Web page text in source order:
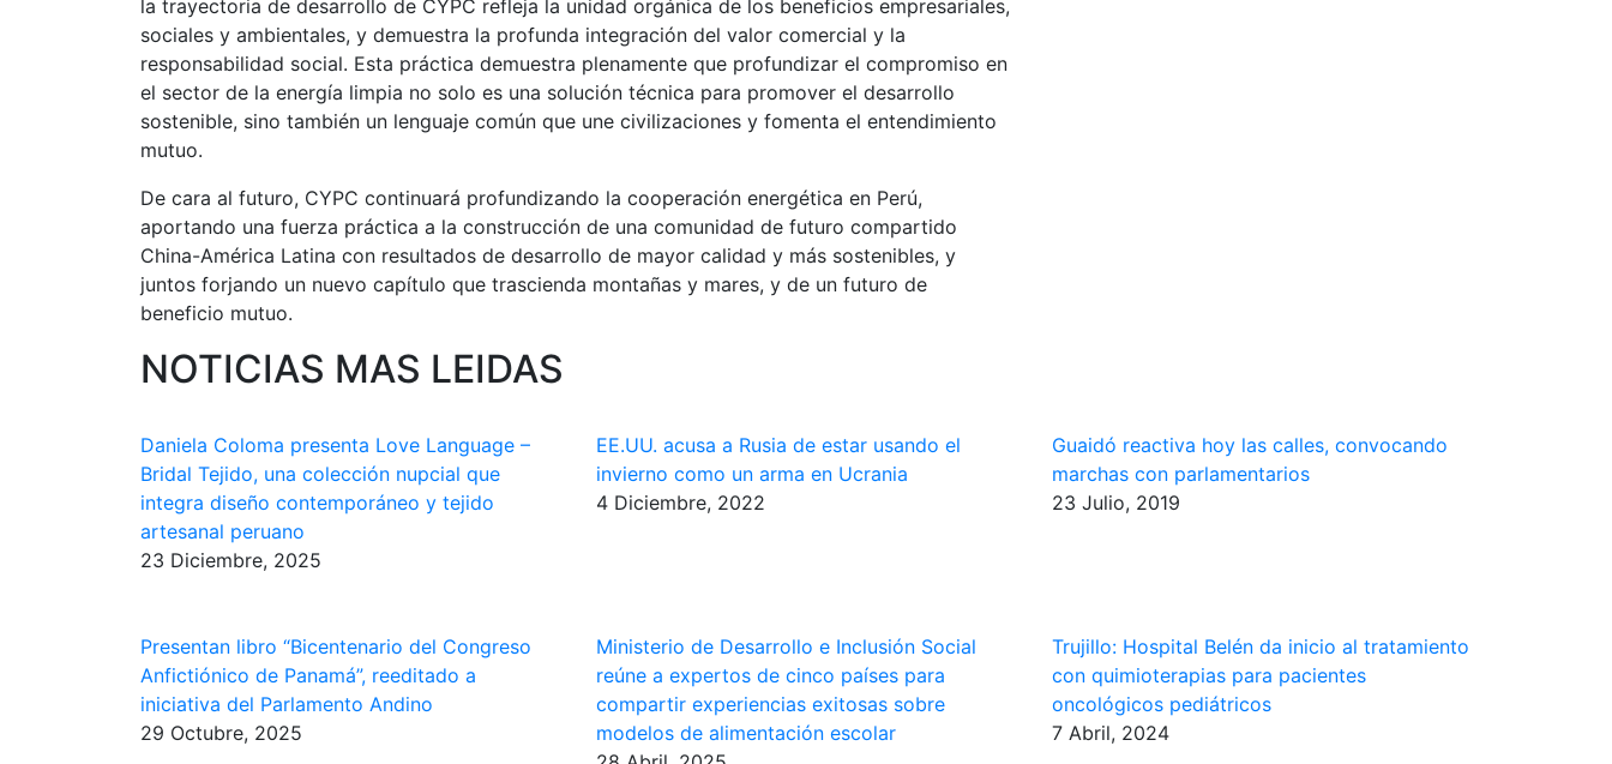
la trayectoria de desarrollo de CYPC refleja la unidad orgánica de los beneficios empresariales,
sociales y ambientales, y demuestra la profunda integración del valor comercial y la
responsabilidad social. Esta práctica demuestra plenamente que profundizar el compromiso en
el sector de la energía limpia no solo es una solución técnica para promover el desarrollo
sostenible, sino también un lenguaje común que une civilizaciones y fomenta el entendimiento
mutuo.
De cara al futuro, CYPC continuará profundizando la cooperación energética en Perú,
aportando una fuerza práctica a la construcción de una comunidad de futuro compartido
China-América Latina con resultados de desarrollo de mayor calidad y más sostenibles, y
juntos forjando un nuevo capítulo que trascienda montañas y mares, y de un futuro de
beneficio mutuo.
NOTICIAS MAS LEIDAS
Daniela Coloma presenta Love Language –
Bridal Tejido, una colección nupcial que
integra diseño contemporáneo y tejido
artesanal peruano
23 Diciembre, 2025
EE.UU. acusa a Rusia de estar usando el
invierno como un arma en Ucrania
4 Diciembre, 2022
Guaidó reactiva hoy las calles, convocando
marchas con parlamentarios
23 Julio, 2019
Presentan libro “Bicentenario del Congreso
Anfictiónico de Panamá”, reeditado a
iniciativa del Parlamento Andino
29 Octubre, 2025
Ministerio de Desarrollo e Inclusión Social
reúne a expertos de cinco países para
compartir experiencias exitosas sobre
modelos de alimentación escolar
Trujillo: Hospital Belén da inicio al tratamiento
con quimioterapias para pacientes
oncológicos pediátricos
7 Abril, 2024